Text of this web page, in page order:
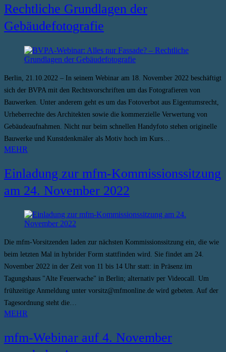
Rechtliche Grundlagen der
Gebäudefotografie
Berlin, 21.10.2022 – In seinem Webinar am 18. November 2022 beschäftigt
sich der BVPA mit den Rechtsvorschriften um das Fotografieren von
Bauwerken. Unter anderem geht es um das Fotoverbot aus Eigentumsrecht,
Urheberrechte des Architekten sowie die kommerzielle Verwertung von
Gebäudeaufnahmen. Nicht nur beim schnellen Handyfoto stehen originelle
Bauwerke und Kunstdenkmäler als Motiv hoch im Kurs…
MEHR
Einladung zur mfm-Kommissionssitzung
am 24. November 2022
Die mfm-Vorsitzenden laden zur nächsten Kommissionssitzung ein, die wie
beim letzten Mal in hybrider Form stattfinden wird. Sie findet am 24.
November 2022 in der Zeit von 11 bis 14 Uhr statt: in Präsenz im
Tagungshaus "Alte Feuerwache" in Berlin; alternativ per Videocall. Um
frühzeitige Anmeldung unter vorsitz@mfmonline.de wird gebeten. Auf der
Tagesordnung steht die…
MEHR
mfm-Webinar auf 4. November